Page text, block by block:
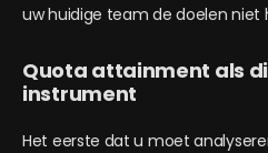
uw huidige team de doelen niet
Quota attainment als
instrument
Het eerste dat u moet